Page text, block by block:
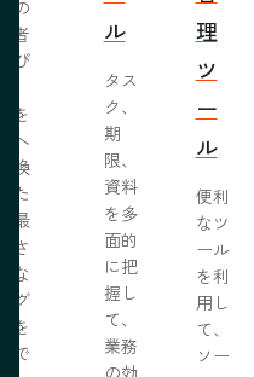
の
者
び
を
へ
換
た
最
さ
な
グ
を
で
ル
タス
ク、
期
限、
資料
を多
面的
に把
握し
て、
業務
理
ツ
ー
ル
便利
なツ
ール
を利
用し
て、
ソー